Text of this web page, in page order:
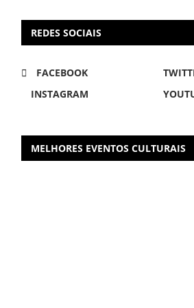
REDES SOCIAIS
FACEBOOK
INSTAGRAM
MELHORES EVENTOS CULTURAIS